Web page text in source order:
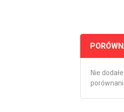
Nie